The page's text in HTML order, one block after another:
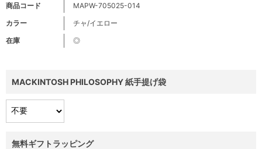
商品コード
MAPW-705025-014
カラー
チャ/イエロー
在庫
◎
MACKINTOSH PHILOSOPHY 紙手提げ袋
無料ギフトラッピング